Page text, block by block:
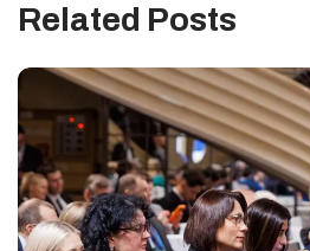
Related Posts